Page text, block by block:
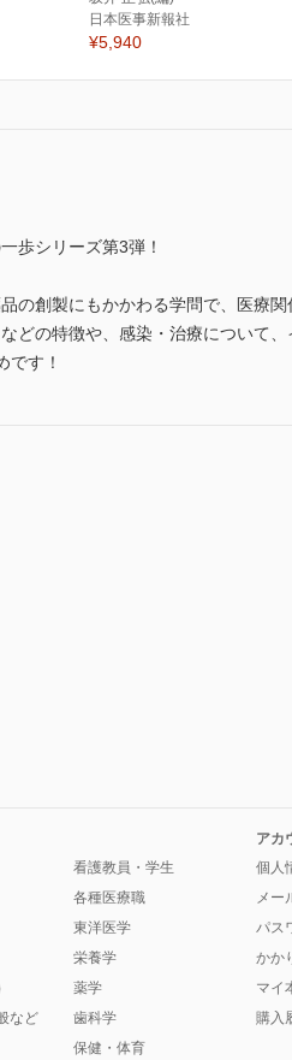
日本医事新報社
¥5,940
歩シリーズ第3弾！
の創製にもかかわる学問で、医療
どの特徴や、感染・治療について
です！
など
看護教員・学生
各種医療職
東洋医学
栄養学
薬学
歯科学
保健・体育
アカ
個人
メー
パス
かか
マイ
購入